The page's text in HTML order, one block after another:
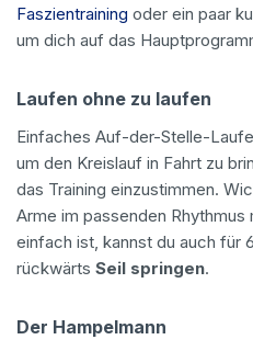
Faszientraining oder ein paar
um dich auf das
Laufen ohne zu laufen
Einfaches Auf-der-Stelle-
um den Kreislauf in Fahrt zu
das Training einzustimmen.
Arme im passenden Rhythmus
einfach ist, kannst du auch für
rückwärts Seil springen.
Der Hampelmann